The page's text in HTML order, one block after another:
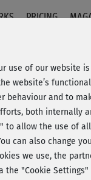
PRICING
J
use of our website
website’s
and to
both internally
to allow the use of
can also change
we use, the
the "Cookie